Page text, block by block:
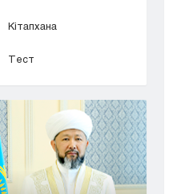
Кітапхана
Тест